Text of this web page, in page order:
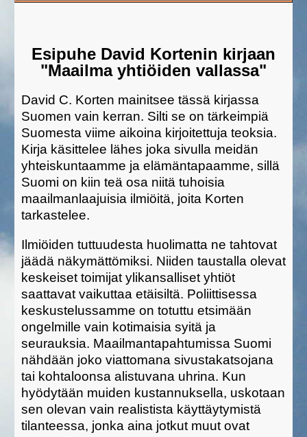
Esipuhe David Kortenin kirjaan
"Maailma yhtiöiden vallassa"
David C. Korten mainitsee tässä kirjassa
Suomen vain kerran. Silti se on tärkeimpiä
Suomesta viime aikoina kirjoitettuja teoksia.
Kirja käsittelee lähes joka sivulla meidän
yhteiskuntaamme ja elämäntapaamme, sillä
Suomi on kiin teä osa niitä tuhoisia
maailmanlaajuisia ilmiöitä, joita Korten
tarkastelee.
Ilmiöiden tuttuudesta huolimatta ne tahtovat
jäädä näkymättömiksi. Niiden taustalla olevat
keskeiset toimijat ylikansalliset yhtiöt
saattavat vaikuttaa etäisiltä. Poliittisessa
keskustelussamme on totuttu etsimään
ongelmille vain kotimaisia syitä ja
seurauksia. Maailmantapahtumissa Suomi
nähdään joko viattomana sivustakatsojana
tai kohtaloonsa alistuvana uhrina. Kun
hyödytään muiden kustannuksella, uskotaan
sen olevan vain realistista käyttäytymistä
tilanteessa, jonka aina jotkut muut ovat